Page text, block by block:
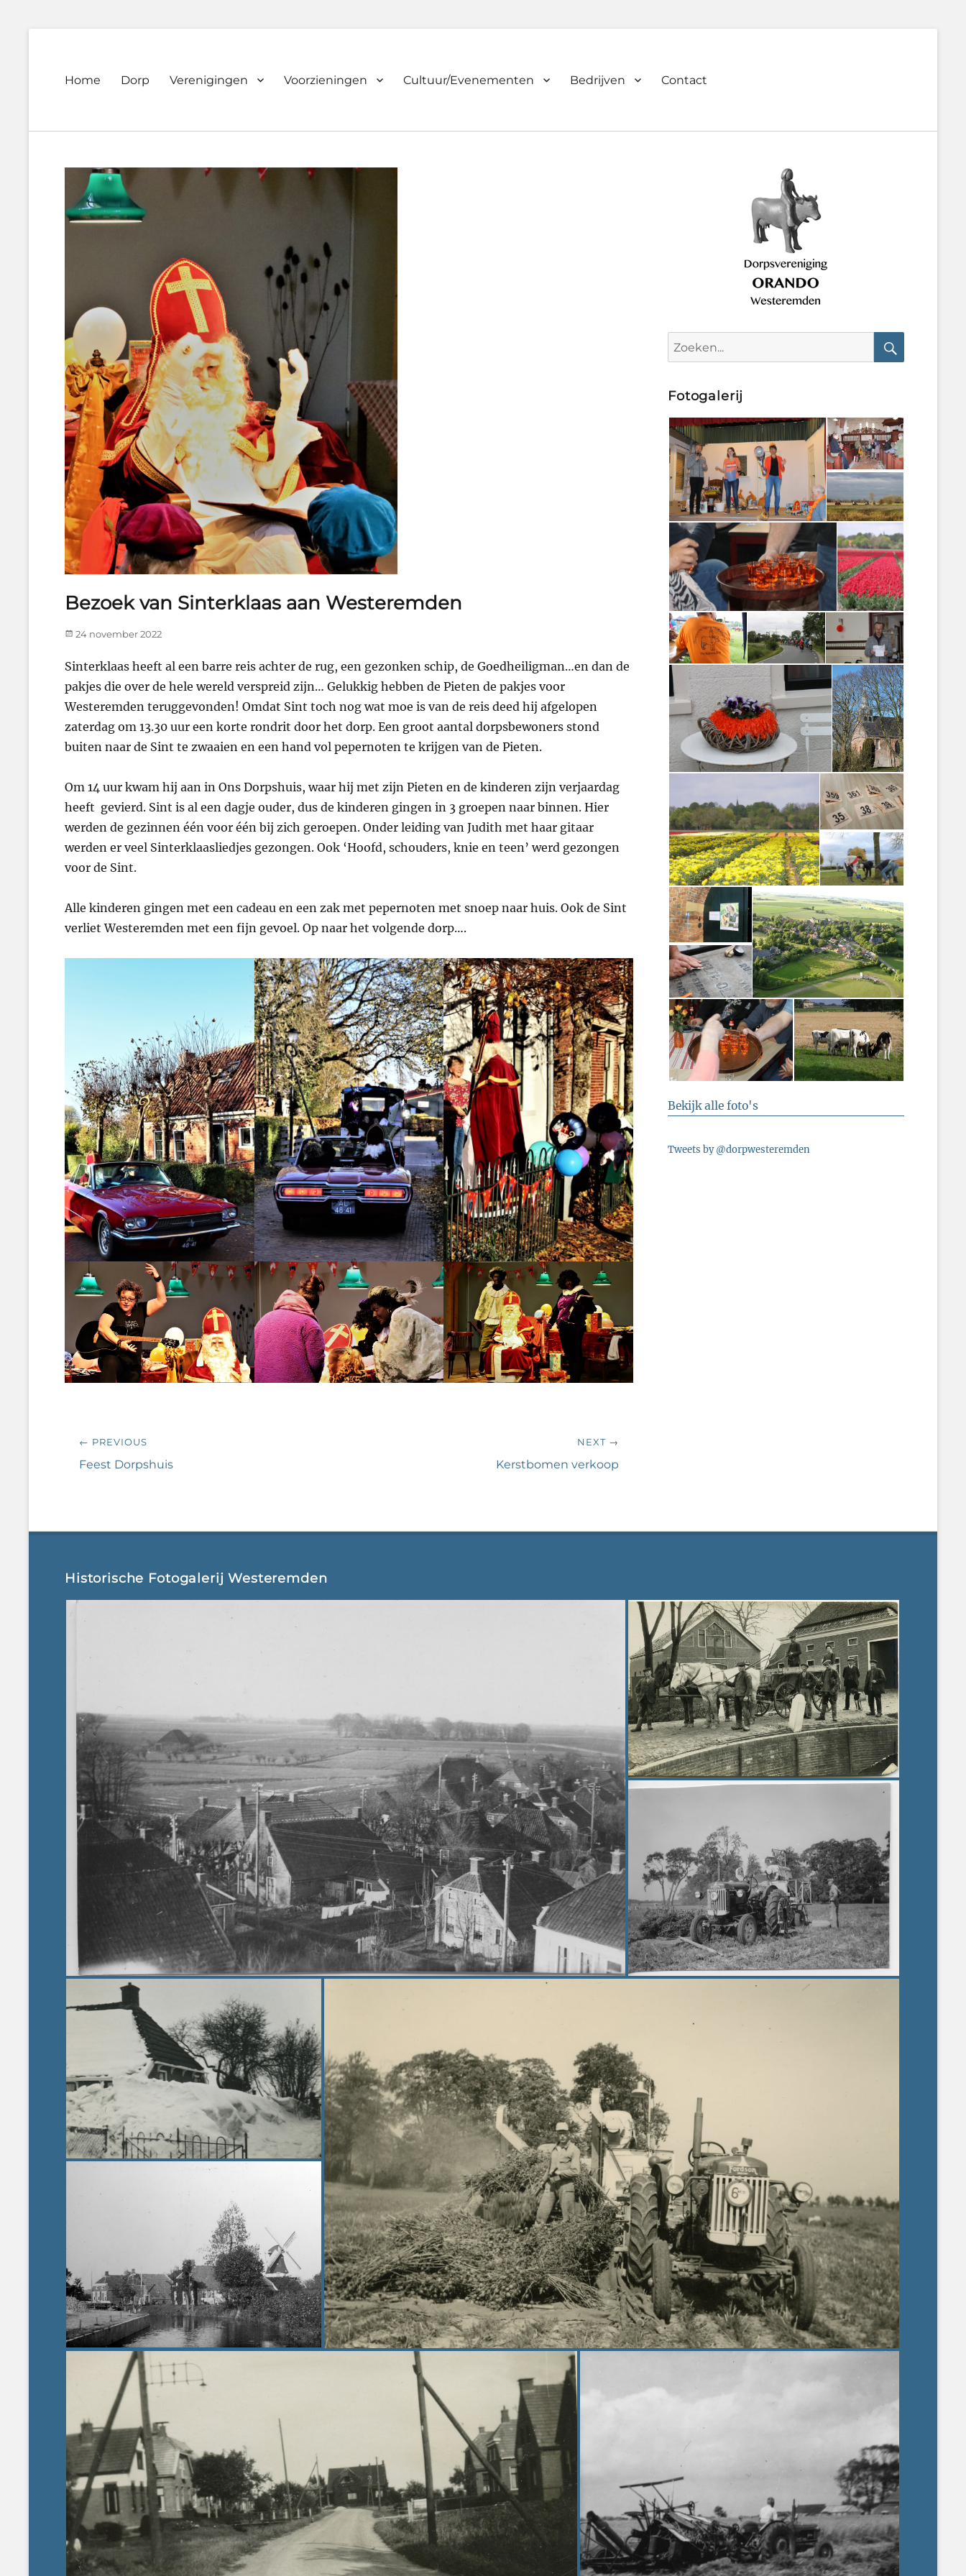
Dorpsvereniging
Westeremden
Primary
Home Dorp Verenigingen Voorzieningen Cultuur/Evenementen Bedrijven Contact
Bezoek van Sinterklaas aan Westeremden
Posted
24 november 2022
Sinterklaas heeft al een barre reis achter de rug, een gezonken schip, de Goedheiligman…en dan de
pakjes die over de hele wereld verspreid zijn… Gelukkig hebben de Pieten de pakjes voor
Westeremden teruggevonden! Omdat Sint toch nog wat moe is van de reis deed hij afgelopen
zaterdag om 13.30 uur een korte rondrit door het dorp. Een groot aantal dorpsbewoners stond
buiten naar de Sint te zwaaien en een hand vol pepernoten te krijgen van de Pieten.
Om 14 uur kwam hij aan in Ons Dorpshuis, waar hij met zijn Pieten en de kinderen zijn verjaardag
heeft gevierd. Sint is al een dagje ouder, dus de kinderen gingen in 3 groepen naar binnen. Hier
werden de gezinnen één voor één bij zich geroepen. Onder leiding van Judith met haar gitaar
werden er veel Sinterklaasliedjes gezongen. Ook ‘Hoofd, schouders, knie en teen’ werd gezongen
voor de Sint.
Alle kinderen gingen met een cadeau en een zak met pepernoten met snoep naar huis. Ook de Sint
verliet Westeremden met een fijn gevoel. Op naar het volgende dorp….
Bericht
navigatie
← PREVIOUS
Previous
Feest Dorpshuis
NEXT →
Kerstbomen verkoop
for:
Fotogalerij
Bekijk alle foto's
Tweets by @dorpwesteremden
Historische Fotogalerij Westeremden